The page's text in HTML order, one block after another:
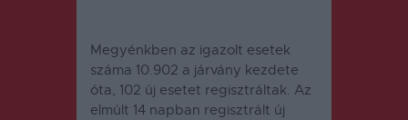
Megyénkben az igazolt esetek
száma 10.902 a járvány kezdete
óta, 102 új esetet regisztráltak. Az
elmúlt 14 napban regisztrált új